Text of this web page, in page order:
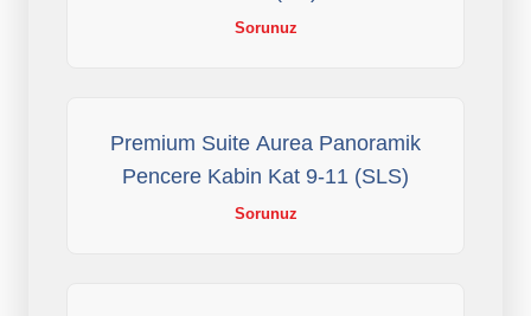
Sorunuz
Premium Suite Aurea Panoramik
Pencere Kabin Kat 9-11 (SLS)
Sorunuz